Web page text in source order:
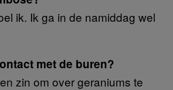
ik. Ik ga in de namiddag wel
met de buren?
zin om over geraniums te